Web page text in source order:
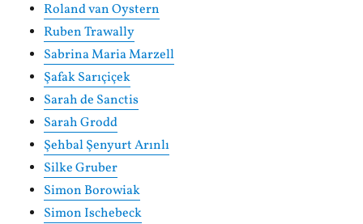
Roland van Oystern
Ruben Trawally
Sabrina Maria Marzell
Şafak Sarıçiçek
Sarah de Sanctis
Sarah Grodd
Şehbal Şenyurt Arınlı
Silke Gruber
Simon Borowiak
Simon Ischebeck